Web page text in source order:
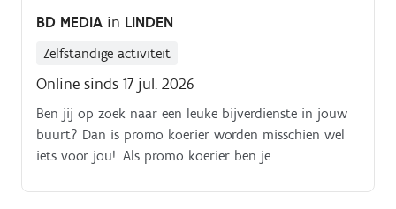
BD MEDIA in LINDEN
Zelfstandige activiteit
Online sinds 17 jul. 2026
Ben jij op zoek naar een leuke bijverdienste in jouw
buurt? Dan is promo koerier worden misschien wel
iets voor jou!. Als promo koerier ben je
wekelijkse folderpakket in de door jou gekozen buurt